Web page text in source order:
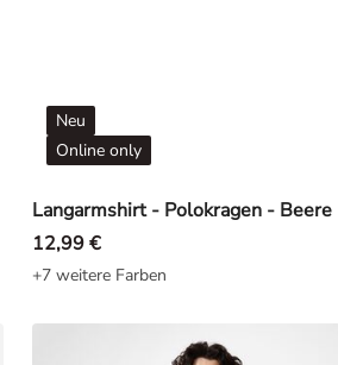
Langarmshirt - Polokragen - Beere
Neu
Online only
12,99 €
+7 weitere Farben